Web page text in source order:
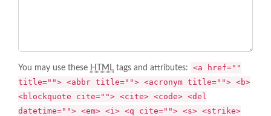
You may use these HTML tags and attributes:
<a href=""
title=""> <abbr title=""> <acronym title=""> <b>
<blockquote cite=""> <cite> <code> <del
datetime=""> <em> <i> <q cite=""> <s> <strike>